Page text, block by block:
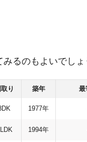
るのもよいでしょ
取り 築年 最
1977年
1994年